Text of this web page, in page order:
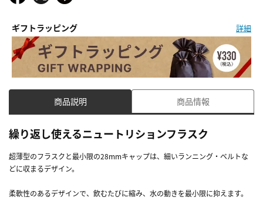
ギフトラッピング 詳細
商品説明 商品情報
繰り返し使えるニュートリションフラスク
超薄型のフラスクと最小限の28mmキャップは、細いランニング・ベルトな
どに収まるデザイン。
柔軟性のあるデザインで、飲むたびに縮み、水の動きを最小限に抑えます。